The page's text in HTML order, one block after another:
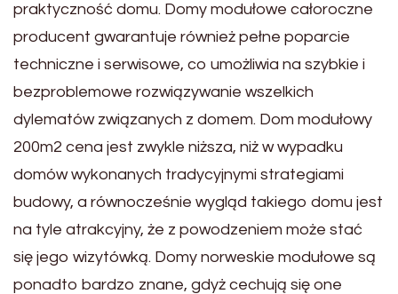
praktyczność domu. Domy modułowe całoroczne
producent gwarantuje również pełne poparcie
techniczne i serwisowe, co umożliwia na szybkie i
bezproblemowe rozwiązywanie wszelkich
dylematów związanych z domem. Dom modułowy
200m2 cena jest zwykle niższa, niż w wypadku
domów wykonanych tradycyjnymi strategiami
budowy, a równocześnie wygląd takiego domu jest
na tyle atrakcyjny, że z powodzeniem może stać
się jego wizytówką. Domy norweskie modułowe są
ponadto bardzo znane, gdyż cechują się one